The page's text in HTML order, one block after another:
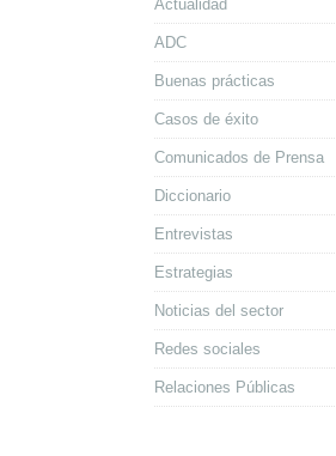
Actualidad
ADC
Buenas prácticas
Casos de éxito
Comunicados de Prensa
Diccionario
Entrevistas
Estrategias
Noticias del sector
Redes sociales
Relaciones Públicas